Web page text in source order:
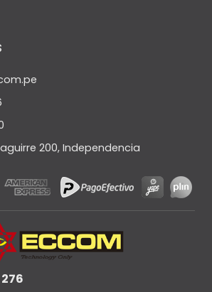
200, Independencia